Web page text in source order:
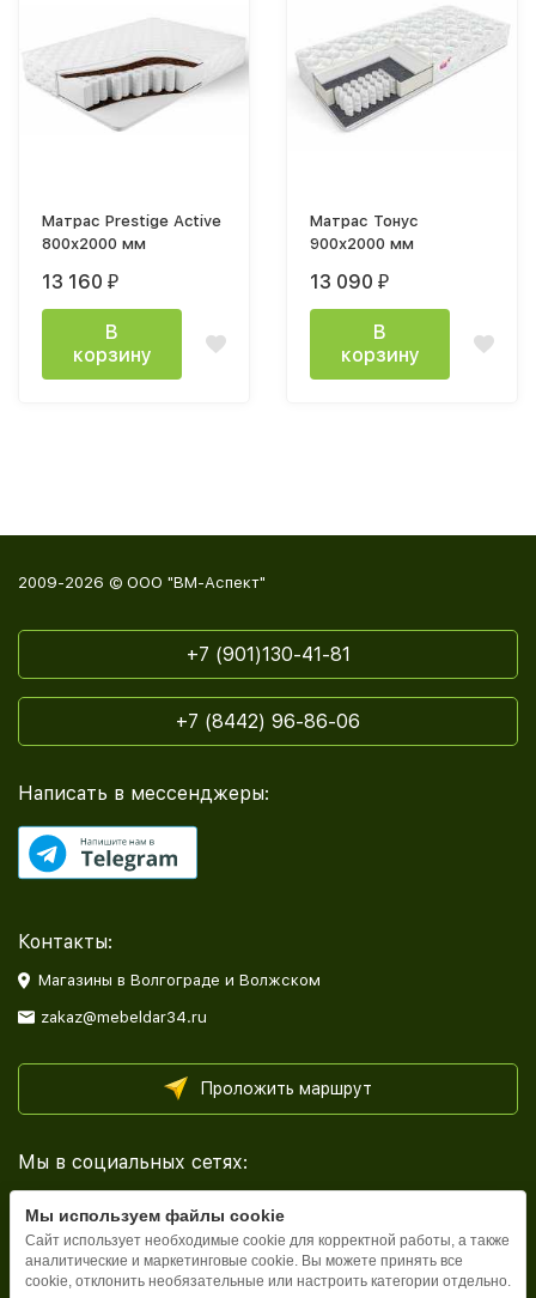
Матрас Prestige Active
800х2000 мм
13 160 ₽
В
корзину
Матрас Тонус
900х2000 мм
13 090 ₽
В
корзину
2009-2026 © ООО "ВМ-Аспект"
+7 (901)130-41-81
+7 (8442) 96-86-06
Написать в мессенджеры:
Контакты:
Магазины в Волгограде и Волжском
zakaz@mebeldar34.ru
Проложить маршрут
Мы в социальных сетях:
Каталог
Мы используем файлы cookie
Сайт использует необходимые cookie для корректной работы, а также
аналитические и маркетинговые cookie. Вы можете принять все
cookie, отклонить необязательные или настроить категории отдельно.